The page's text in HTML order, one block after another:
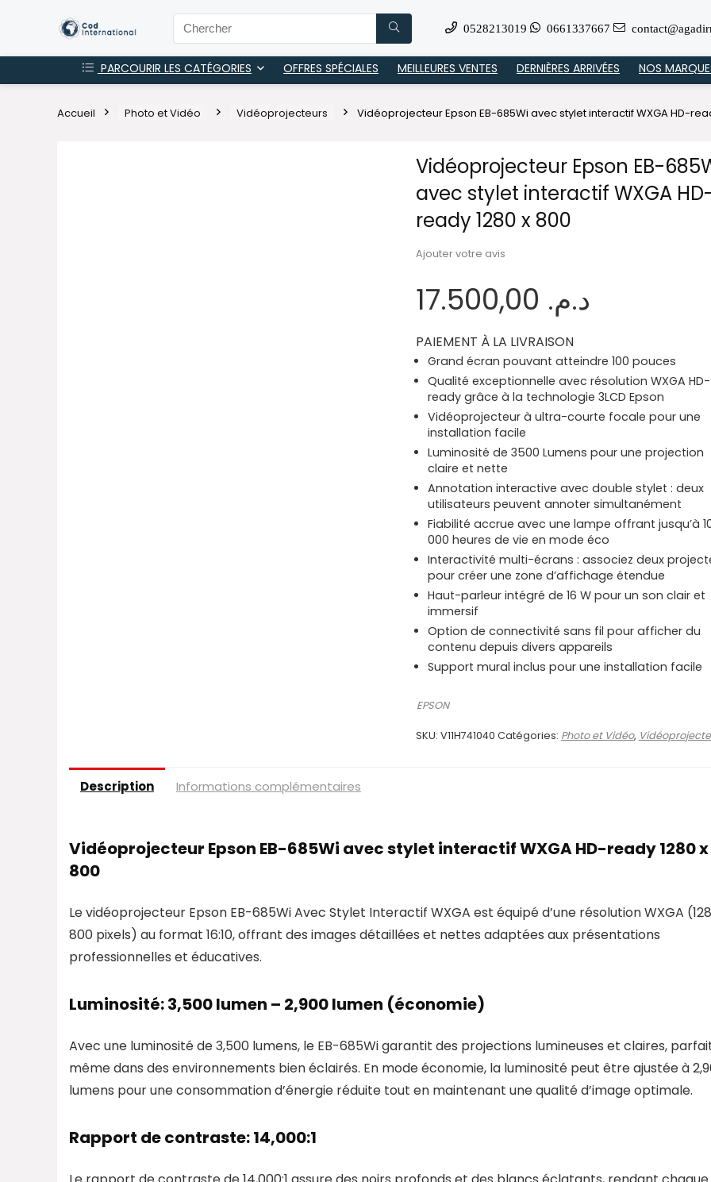
0528213019 0661337667
PARCOURIR LES CATÉGORIES OFFRES SPÉCIALES MEILLEURES VENTES DERNIÈRES ARRIVÉES NOS
Accueil Photo et Vidéo Vidéoprojecteurs Vidéoprojecteur Epson EB-685Wi avec stylet interactif WXGA HD-
Vidéoprojecteur Epson EB-
avec stylet interactif WXGA
ready 1280 x 800
Ajouter votre avis
د.م.
PAIEMENT À LA LIVRAISON
Grand écran pouvant atteindre 100 pouces
Qualité exceptionnelle avec résolution WXGA HD-
ready grâce à la technologie 3LCD Epson
Vidéoprojecteur à ultra-courte focale pour une
installation facile
Luminosité de 3500 Lumens pour une projection
claire et nette
Annotation interactive avec double stylet : deux
utilisateurs peuvent annoter simultanément
Fiabilité accrue avec une lampe offrant jusqu’à
000 heures de vie en mode éco
Interactivité multi-écrans : associez deux
pour créer une zone d’affichage étendue
Haut-parleur intégré de 16 W pour un son clair et
immersif
Option de connectivité sans fil pour afficher du
contenu depuis divers appareils
Support mural inclus pour une installation facile
EPSON
SKU: V11H741040 Catégories: Photo et Vidéo,
Description Informations complémentaires
Vidéoprojecteur Epson EB-685Wi avec stylet interactif WXGA HD-ready 1280 x
800
Le vidéoprojecteur Epson EB-685Wi Avec Stylet Interactif WXGA est équipé d’une résolution WXGA
800 pixels) au format 16:10, offrant des images détaillées et nettes adaptées aux présentations
professionnelles et éducatives.
Luminosité: 3,500 lumen – 2,900 lumen (économie)
Avec une luminosité de 3,500 lumens, le EB-685Wi garantit des projections lumineuses et claires,
même dans des environnements bien éclairés. En mode économie, la luminosité peut être ajustée à
lumens pour une consommation d’énergie réduite tout en maintenant une qualité d’image optimale.
Rapport de contraste: 14,000:1